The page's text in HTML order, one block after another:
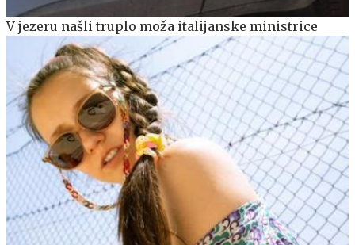
V jezeru našli truplo moža italijanske ministrice